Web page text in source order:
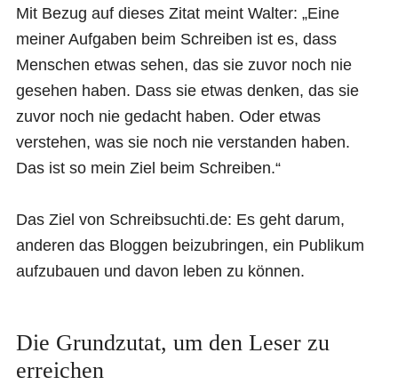
Mit Bezug auf dieses Zitat meint Walter: „Eine
meiner Aufgaben beim Schreiben ist es, dass
Menschen etwas sehen, das sie zuvor noch nie
gesehen haben. Dass sie etwas denken, das sie
zuvor noch nie gedacht haben. Oder etwas
verstehen, was sie noch nie verstanden haben.
Das ist so mein Ziel beim Schreiben.“
Das Ziel von Schreibsuchti.de: Es geht darum,
anderen das Bloggen beizubringen, ein Publikum
aufzubauen und davon leben zu können.
Die Grundzutat, um den Leser zu
erreichen